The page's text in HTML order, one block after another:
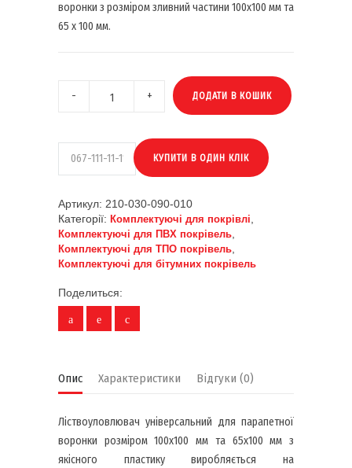
воронки з розміром зливний частини 100х100 мм та
65 х 100 мм.
ДОДАТИ В КОШИК
Артикул: 210-030-090-010
Категорії: Комплектуючі для покрівлі,
Комплектуючі для ПВХ покрівель,
Комплектуючі для ТПО покрівель,
Комплектуючі для бітумних покрівель
Поделиться:
Опис Характеристики Відгуки (0)
Ліствоуловлювач універсальний для парапетної
воронки розміром 100х100 мм та 65х100 мм з
якісного пластику виробляється на